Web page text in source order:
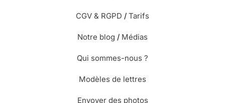
CGV & RGPD / Tarifs
Notre blog / Médias
Qui sommes-nous ?
Modèles de lettres
Envoyer des photos